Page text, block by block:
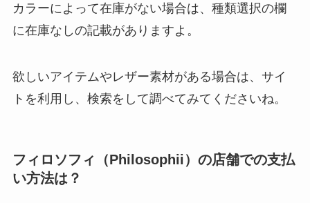
カラーによって在庫がない場合は、種類選択の欄
に在庫なしの記載がありますよ。
欲しいアイテムやレザー素材がある場合は、サイ
トを利用し、検索をして調べてみてくださいね。
フィロソフィ（Philosophii）の店舗での支払
い方法は？